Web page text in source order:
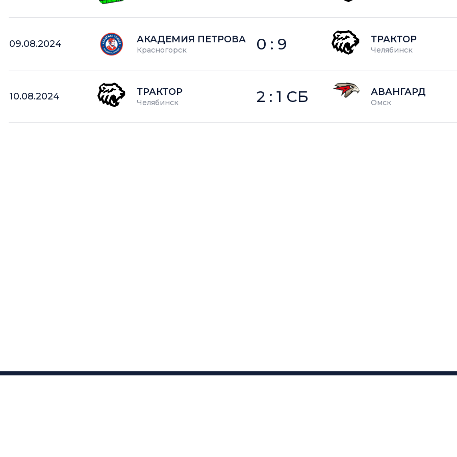
09.08.2024 АКАДЕМИЯ ПЕТРОВА
Красногорск 0 : 9 ТРАКТОР
Челябинск
10.08.2024 ТРАКТОР
Челябинск 2 : 1 СБ АВАНГАРД
Омск